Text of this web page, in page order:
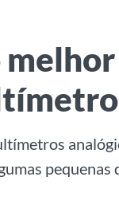
pequenas